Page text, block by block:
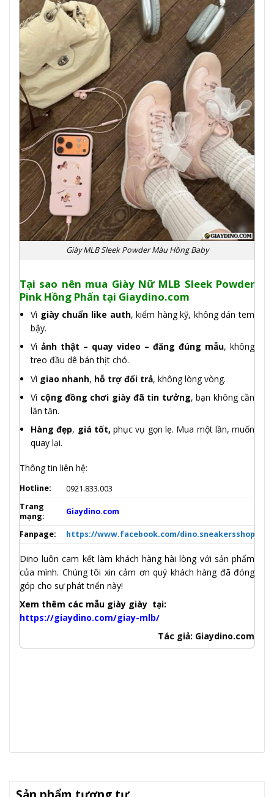
Giày MLB Sleek Powder Màu Hồng Baby
Tại sao nên mua Giày Nữ MLB Sleek Powder
Pink Hồng Phấn tại Giaydino.com
Vì giày chuẩn like auth, kiểm hàng kỹ, không dán tem
bậy.
Vìảnh thật – quay video – đăng đúng mẫu, không
treo đầu dê bán thịt chó.
Vì giao nhanh, hỗ trợ đổi trả, không lòng vòng.
Vì cộng đồng chơi giày đã tin tưởng, bạn không cần
lăn tăn.
Hàng đẹp, giá tốt, phục vụ gọn lẹ. Mua một lần, muốn
quay lại.
Thông tin liên hệ:
Hotline:
0921.833.003
Trang
mạng:
Giaydino.com
Fanpage: https://www.facebook.com/dino.sneakersshop
Dino luôn cam kết làm khách hàng hài lòng với sản phẩm
của mình. Chúng tôi xin cảm ơn quý khách hàng đã đóng
góp cho sự phát triển này!
Xem thêm các mẫu giày giày tại:
https://giaydino.com/giay-mlb/
Tác giả: Giaydino.com